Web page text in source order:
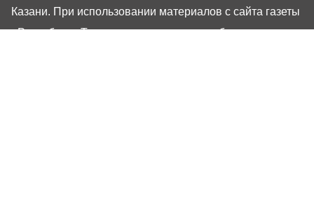
Казани. При использовании материалов с сайта газеты
«Республика Татарстан» гиперссылка обязательна.